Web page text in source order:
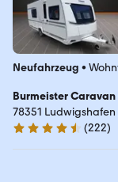
Neufahrzeug •
Burmeister
78351
4.5 Sterne
(222)